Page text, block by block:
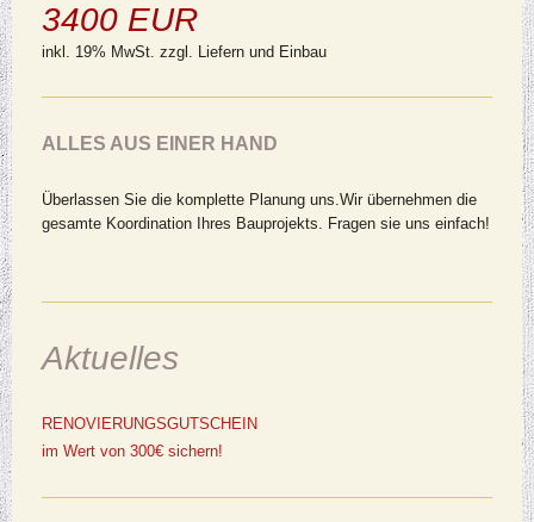
3400 EUR
inkl. 19% MwSt. zzgl. Liefern und Einbau
ALLES AUS EINER HAND
Überlassen Sie die komplette Planung uns.Wir übernehmen die
gesamte Koordination Ihres Bauprojekts. Fragen sie uns einfach!
Aktuelles
RENOVIERUNGSGUTSCHEIN
im Wert von 300€ sichern!